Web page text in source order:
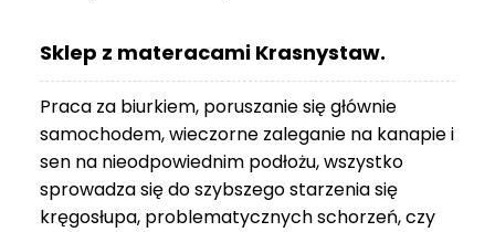
Sklep z materacami Krasnystaw.
Praca za biurkiem, poruszanie się głównie
samochodem, wieczorne zaleganie na kanapie i
sen na nieodpowiednim podłożu, wszystko
sprowadza się do szybszego starzenia się
kręgosłupa, problematycznych schorzeń, czy